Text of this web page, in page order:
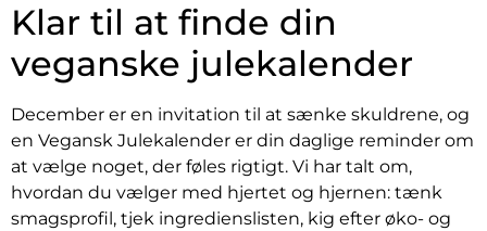
Klar til at finde din
veganske julekalender
December er en invitation til at sænke skuldrene, og
en Vegansk Julekalender er din daglige reminder om
at vælge noget, der føles rigtigt. Vi har talt om,
hvordan du vælger med hjertet og hjernen: tænk
smagsprofil, tjek ingredienslisten, kig efter øko- og